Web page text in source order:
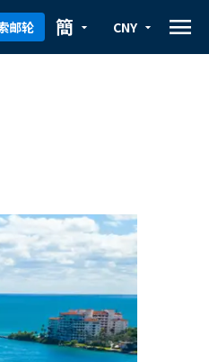
邮轮 arrow_drop_down
簡 arrow_drop_down
CNY menu